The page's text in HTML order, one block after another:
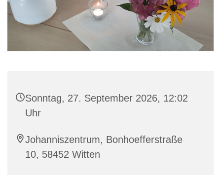
Sonntag, 27. September 2026, 12:02
Uhr
Johanniszentrum, Bonhoefferstraße
10, 58452 Witten